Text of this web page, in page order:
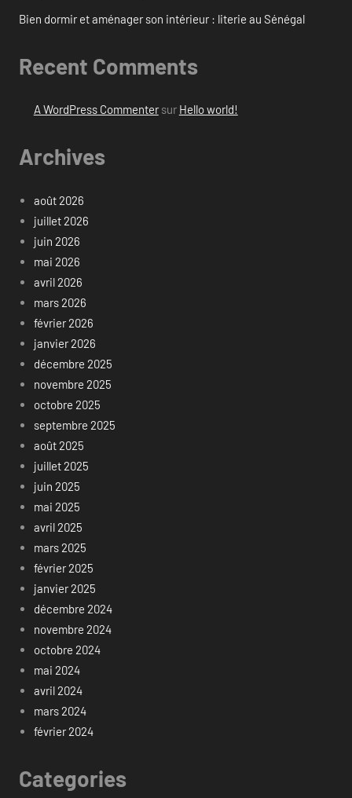
Bien dormir et aménager son intérieur : literie au Sénégal
Recent Comments
A WordPress Commentersur Hello world!
Archives
août 2026
juillet 2026
juin 2026
mai 2026
avril 2026
mars 2026
février 2026
janvier 2026
décembre 2025
novembre 2025
octobre 2025
septembre 2025
août 2025
juillet 2025
juin 2025
mai 2025
avril 2025
mars 2025
février 2025
janvier 2025
décembre 2024
novembre 2024
octobre 2024
mai 2024
avril 2024
mars 2024
février 2024
Categories